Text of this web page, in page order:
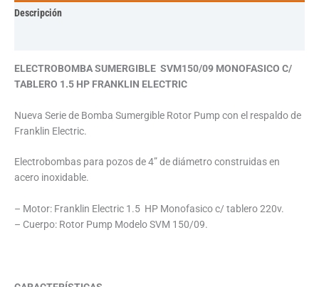
Descripción
ELECTROBOMBA SUMERGIBLE SVM150/09 MONOFASICO C/
TABLERO 1.5 HP FRANKLIN ELECTRIC
Nueva Serie de Bomba Sumergible Rotor Pump con el respaldo de
Franklin Electric.
Electrobombas para pozos de 4” de diámetro construidas en
acero inoxidable.
– Motor: Franklin Electric 1.5 HP Monofasico c/ tablero 220v.
– Cuerpo: Rotor Pump Modelo SVM 150/09.